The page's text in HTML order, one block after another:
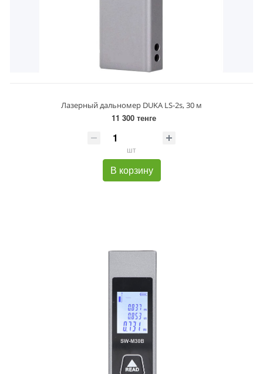
Лазерный дальномер DUKA LS-2s, 30 м
11 300 тенге
шт
В корзину